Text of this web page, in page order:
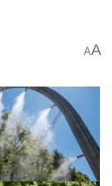
AA